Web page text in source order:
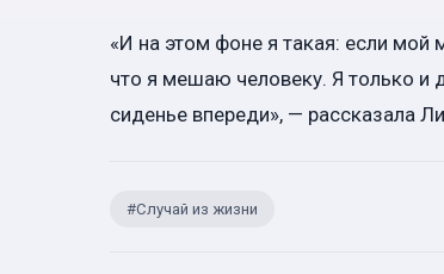
«И на этом фоне я такая: если мой
что я мешаю человеку. Я только и
сиденье впереди», — рассказала
#Случай из жизни